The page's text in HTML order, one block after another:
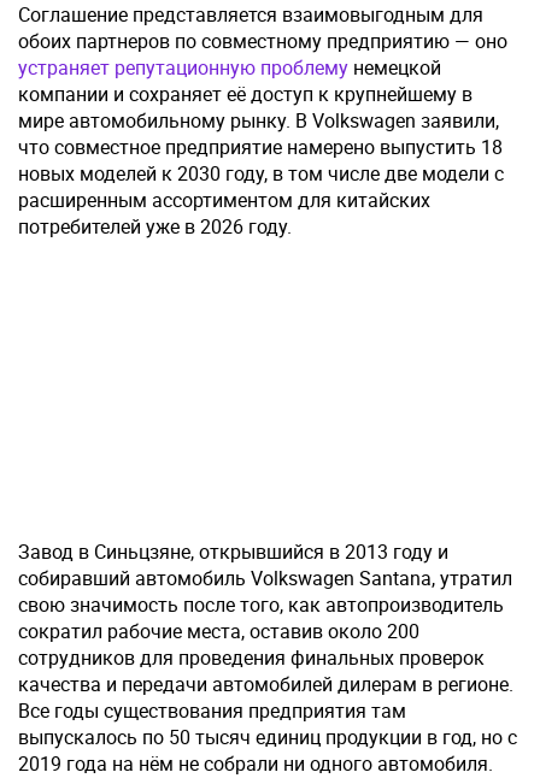
Соглашение представляется взаимовыгодным для
обоих партнеров по совместному предприятию — оно
устраняет репутационную проблему немецкой
компании и сохраняет её доступ к крупнейшему в
мире автомобильному рынку. В Volkswagen заявили,
что совместное предприятие намерено выпустить 18
новых моделей к 2030 году, в том числе две модели с
расширенным ассортиментом для китайских
потребителей уже в 2026 году.
Завод в Синьцзяне, открывшийся в 2013 году и
собиравший автомобиль Volkswagen Santana, утратил
свою значимость после того, как автопроизводитель
сократил рабочие места, оставив около 200
сотрудников для проведения финальных проверок
качества и передачи автомобилей дилерам в регионе.
Все годы существования предприятия там
выпускалось по 50 тысяч единиц продукции в год, но с
2019 года на нём не собрали ни одного автомобиля.